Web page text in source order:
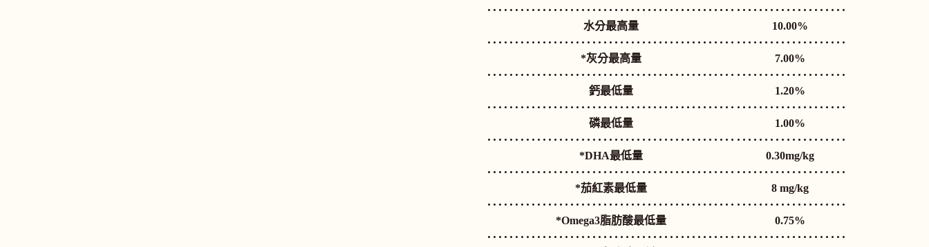
水分最高量 10.00%
*灰分最高量 7.00%
鈣最低量 1.20%
磷最低量 1.00%
*DHA最低量 0.30mg/kg
*茄紅素最低量 8 mg/kg
*Omega3脂肪酸最低量 0.75%